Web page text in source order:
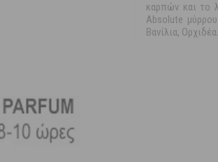
καρπών και το
Absolute
Βανίλια, Ορχιδέα.